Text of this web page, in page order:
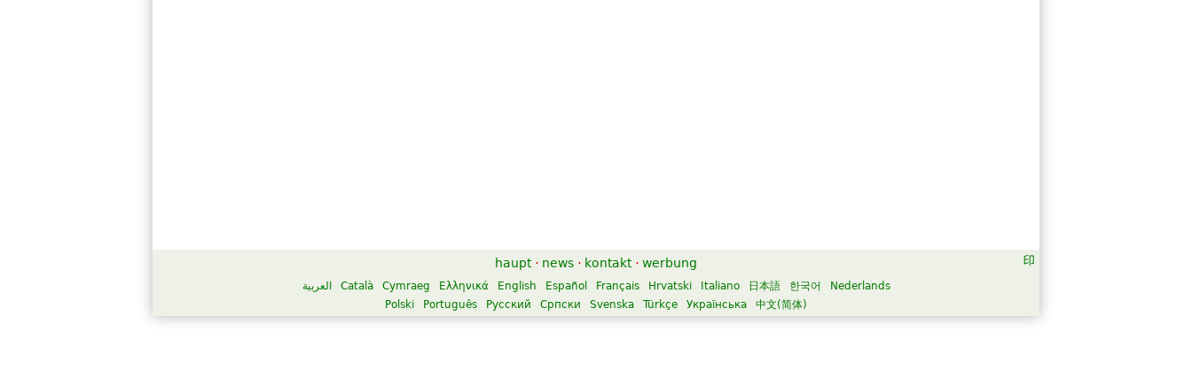
haupt · news · kontakt · werbung
العربية Català Cymraeg Ελληνικά English Español Français Hrvatski Italiano 日本語 한국어
Nederlands
Polski
Português Русский Српски Svenska Türkçe Українська 中文(简体)